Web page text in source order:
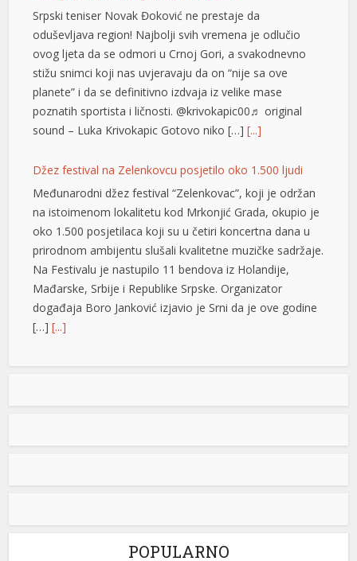
poznatih sportista i ličnosti. @krivokapic00♬ original
sound – Luka Krivokapic Gotovo niko […] [...]
Džez festival na Zelenkovcu posjetilo oko 1.500 ljudi
Međunarodni džez festival “Zelenkovac”, koji je održan
na istoimenom lokalitetu kod Mrkonjić Grada, okupio je
oko 1.500 posjetilaca koji su u četiri koncertna dana u
Na Festivalu je nastupilo 11 bendova iz Holandije,
Mađarske, Srbije i Republike Srpske. Organizator
događaja Boro Јanković izjavio je Srni da je ove godine
[…] [...]
Uhapšen maloljetnik u Ljubinju: Napao policajca i
povrijedio ga
Policijski službenici Policijske stanice Ljubinje su lišili
slobode jedno maloljetno lice zbog postojanja osnova
ometao policajce, oštetio vrata, a tokom opiranja nanio
oko 20.000 posjetilaca, piše 24sata.hr. Među publikom
POPULARNO